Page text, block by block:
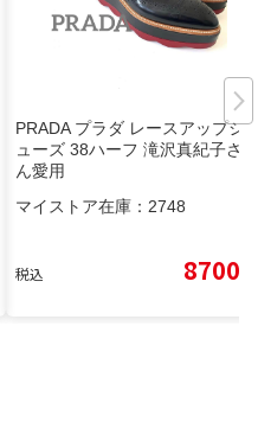
PRADA プラダ レースアップシ
ューズ 38ハーフ 滝沢真紀子さ
ん愛用
マイストア在庫： 2748
税込 8700